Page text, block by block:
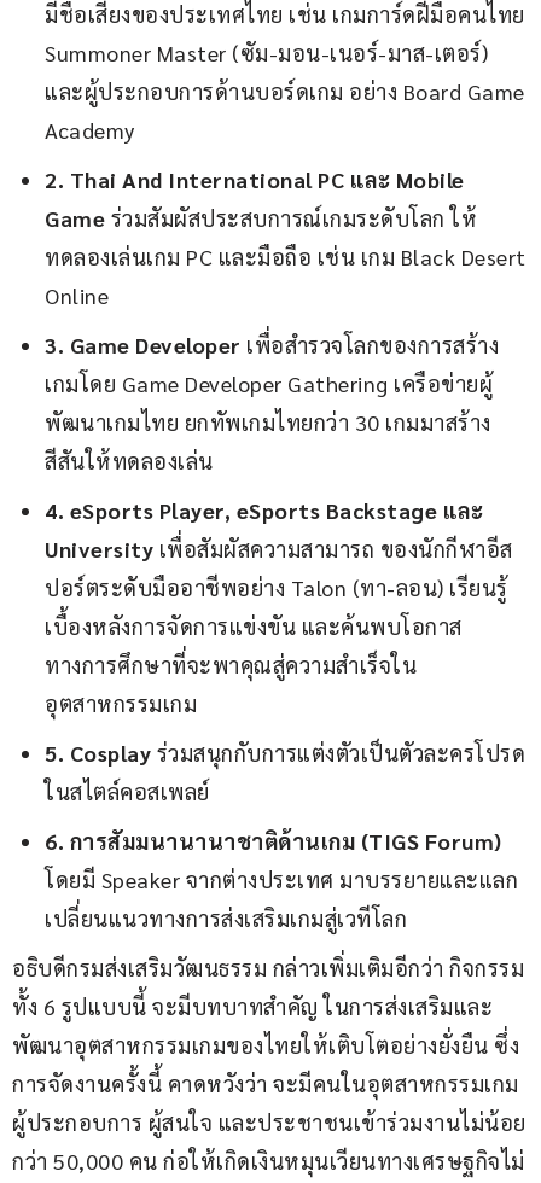
มีชื่อเสียงของประเทศไทย เช่น เกมการ์ดฝีมือคนไทย
Summoner Master (ซัม-มอน-เนอร์-มาส-เตอร์)
และผู้ประกอบการด้านบอร์ดเกม อย่าง Board Game
Academy
2. Thai And International PC และ Mobile
Game ร่วมสัมผัสประสบการณ์เกมระดับโลก ให้
ทดลองเล่นเกม PC และมือถือ เช่น เกม Black Desert
Online
3. Game Developer เพื่อสำรวจโลกของการสร้าง
เกมโดย Game Developer Gathering เครือข่ายผู้
พัฒนาเกมไทย ยกทัพเกมไทยกว่า 30 เกมมาสร้าง
สีสันให้ทดลองเล่น
4. eSports Player, eSports Backstage และ
University เพื่อสัมผัสความสามารถ ของนักกีฬาอีส
ปอร์ตระดับมืออาชีพอย่าง Talon (ทา-ลอน) เรียนรู้
เบื้องหลังการจัดการแข่งขัน และค้นพบโอกาส
ทางการศึกษาที่จะพาคุณสู่ความสำเร็จใน
อุตสาหกรรมเกม
5. Cosplay ร่วมสนุกกับการแต่งตัวเป็นตัวละครโปรด
ในสไตล์คอสเพลย์
6. การสัมมนานานาชาติด้านเกม (TIGS Forum)
โดยมี Speaker จากต่างประเทศ มาบรรยายและแลก
เปลี่ยนแนวทางการส่งเสริมเกมสู่เวทีโลก
อธิบดีกรมส่งเสริมวัฒนธรรม กล่าวเพิ่มเติมอีกว่า กิจกรรม
ทั้ง 6 รูปแบบนี้ จะมีบทบาทสำคัญ ในการส่งเสริมและ
พัฒนาอุตสาหกรรมเกมของไทยให้เติบโตอย่างยั่งยืน ซึ่ง
การจัดงานครั้งนี้ คาดหวังว่า จะมีคนในอุตสาหกรรมเกม
ผู้ประกอบการ ผู้สนใจ และประชาชนเข้าร่วมงานไม่น้อย
กว่า 50,000 คน ก่อให้เกิดเงินหมุนเวียนทางเศรษฐกิจไม่